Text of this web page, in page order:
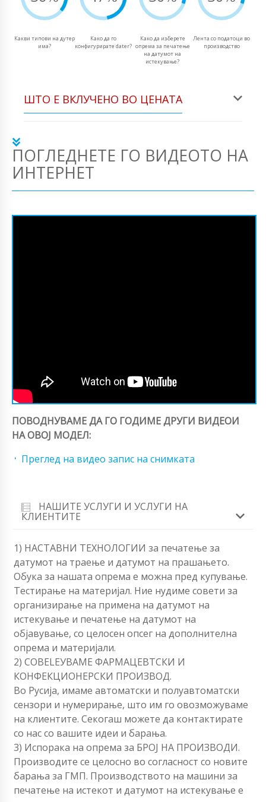
Какви типови на дутер
има?
Како да го
конфигурирате dater?
Како да изберете
опрема за печатење
на датумот на
истекување?
Лента со податоци во
производство
ШТО Е ВКЛУЧЕНО ВО ЦЕНАТА
ПОГЛЕДНЕТЕ ГО ВИДЕОТО НА
ИНТЕРНЕТ
ПОВОДНУВАМЕ ДА ГО ГОДИМЕ ДРУГИ ВИДЕОИ
НА ОВОЈ МОДЕЛ:
Преглед на видео запис на снимката
НАШИТЕ УСЛУГИ И УСЛУГИ НА
КЛИЕНТИТЕ
1) НАСТАВНИ ТЕХНОЛОГИИ за печатење за
датумот на траење и датумот на прашањето.
Обука за нашата опрема е можна пред купување.
Тестирање на материјал. Ние нудиме совети за
организирање на примена на датумот на
истекување и печатење на датумот на
објавување, со целосен опсег на дополнителна
опрема и материјали.
2) СОВЕLEУВАМЕ ФАРМАЦЕВТСКИ И
КОНФЕКЦИОНЕРСКИ ПРОИЗВОД.
Во Русија, имаме автоматски и полуавтоматски
сензори и нумерирање, што им го овозможуваме
на клиентите. Секогаш можете да контактирате
со нас со вашите идеи и барања.
3) Испорака на опрема за БРОЈ НА ПРОИЗВОДИ.
Производите се целосно во согласност со новите
барања за ГМП. Производството на машини за
печатење на истекот и датумот на истекување е